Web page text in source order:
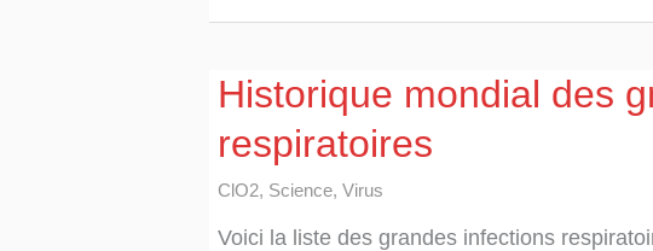
Historique mondial des
respiratoires
ClO2, Science,Virus
Voici la liste des grandes infections